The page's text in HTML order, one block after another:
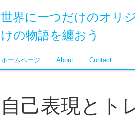
世界に一つだけのオリ
けの物語を纏おう
ホームページ About Contact
自己表現とト